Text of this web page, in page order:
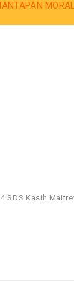
SDS Kasih